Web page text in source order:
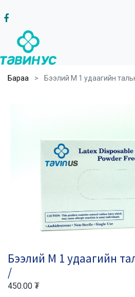
Бараа Бээлий M 1 удаагийн
Бээлий M 1 удаагийн
/
450.00 ₮